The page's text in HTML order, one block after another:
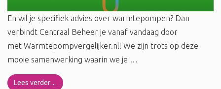
En wil je specifiek advies over warmtepompen? Dan
verbindt Centraal Beheer je vanaf vandaag door
met Warmtepompvergelijker.nl! We zijn trots op deze
mooie samenwerking waarin we je …
Lees verder…